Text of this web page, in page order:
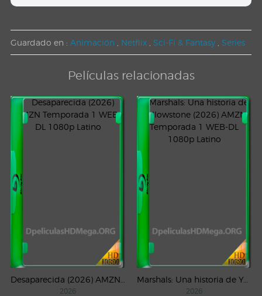
Guardado en : Animación Netflix Sci-Fi & Fantasy Series
Películas relacionadas
2026
Marshals: Una historia de Yellowstone (2026) AMZN Temporada 1 WEB-DL 1080p Latino
2026